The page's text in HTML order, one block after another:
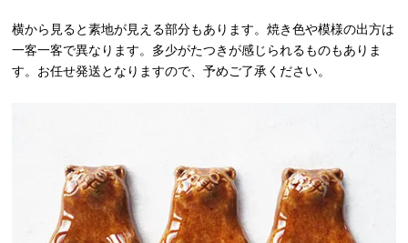
横から見ると素地が見える部分もあります。焼き色や模様の出方は
一客一客で異なります。多少がたつきが感じられるものもありま
す。お任せ発送となりますので、予めご了承ください。